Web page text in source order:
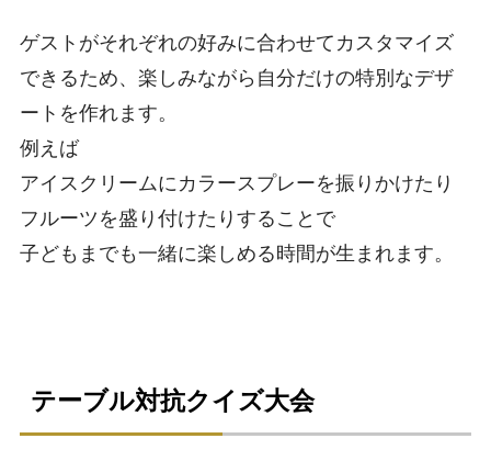
ゲストがそれぞれの好みに合わせてカスタマイズ
できるため、楽しみながら自分だけの特別なデザ
ートを作れます。
例えば
アイスクリームにカラースプレーを振りかけたり
フルーツを盛り付けたりすることで
子どもまでも一緒に楽しめる時間が生まれます。
テーブル対抗クイズ大会